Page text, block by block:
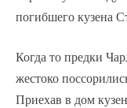
погибшего кузена
Когда то предки
жестоко
Приехав в дом